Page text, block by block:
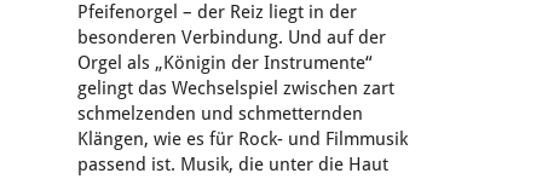
Pfeifenorgel – der Reiz liegt in der
besonderen Verbindung. Und auf der
Orgel als „Königin der Instrumente“
gelingt das Wechselspiel zwischen zart
schmelzenden und schmetternden
Klängen, wie es für Rock- und Filmmusik
passend ist. Musik, die unter die Haut